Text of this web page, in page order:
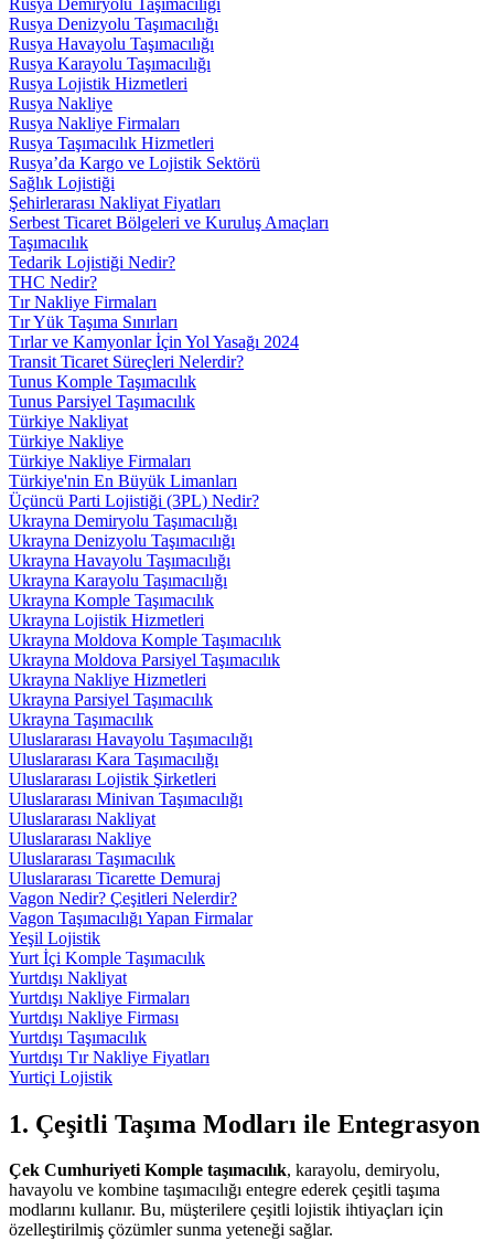
Rusya Denizyolu Taşımacılığı
Rusya Havayolu Taşımacılığı
Rusya Karayolu Taşımacılığı
Rusya Lojistik Hizmetleri
Rusya Nakliye
Rusya Nakliye Firmaları
Rusya Taşımacılık Hizmetleri
Rusya’da Kargo ve Lojistik Sektörü
Sağlık Lojistiği
Şehirlerarası Nakliyat Fiyatları
Serbest Ticaret Bölgeleri ve Kuruluş Amaçları
Taşımacılık
Tedarik Lojistiği Nedir?
THC Nedir?
Tır Nakliye Firmaları
Tır Yük Taşıma Sınırları
Tırlar ve Kamyonlar İçin Yol Yasağı 2024
Transit Ticaret Süreçleri Nelerdir?
Tunus Komple Taşımacılık
Tunus Parsiyel Taşımacılık
Türkiye Nakliyat
Türkiye Nakliye
Türkiye Nakliye Firmaları
Türkiye'nin En Büyük Limanları
Üçüncü Parti Lojistiği (3PL) Nedir?
Ukrayna Demiryolu Taşımacılığı
Ukrayna Denizyolu Taşımacılığı
Ukrayna Havayolu Taşımacılığı
Ukrayna Karayolu Taşımacılığı
Ukrayna Komple Taşımacılık
Ukrayna Lojistik Hizmetleri
Ukrayna Moldova Komple Taşımacılık
Ukrayna Moldova Parsiyel Taşımacılık
Ukrayna Nakliye Hizmetleri
Ukrayna Parsiyel Taşımacılık
Ukrayna Taşımacılık
Uluslararası Havayolu Taşımacılığı
Uluslararası Kara Taşımacılığı
Uluslararası Lojistik Şirketleri
Uluslararası Minivan Taşımacılığı
Uluslararası Nakliyat
Uluslararası Nakliye
Uluslararası Taşımacılık
Uluslararası Ticarette Demuraj
Vagon Nedir? Çeşitleri Nelerdir?
Vagon Taşımacılığı Yapan Firmalar
Yeşil Lojistik
Yurt İçi Komple Taşımacılık
Yurtdışı Nakliyat
Yurtdışı Nakliye Firmaları
Yurtdışı Nakliye Firması
Yurtdışı Taşımacılık
Yurtdışı Tır Nakliye Fiyatları
Yurtiçi Lojistik
1. Çeşitli Taşıma Modları ile Entegrasyon
Çek Cumhuriyeti Komple taşımacılık, karayolu, demiryolu,
havayolu ve kombine taşımacılığı entegre ederek çeşitli taşıma
modlarını kullanır. Bu, müşterilere çeşitli lojistik ihtiyaçları için
özelleştirilmiş çözümler sunma yeteneği sağlar.